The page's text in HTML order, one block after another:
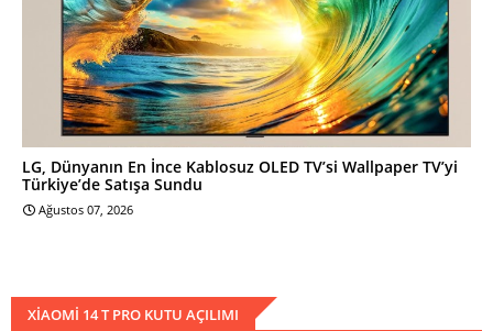
LG, Dünyanın En İnce Kablosuz OLED TV’si Wallpaper TV’yi
Türkiye’de Satışa Sundu
Ağustos 07, 2026
XIAOMI 14 T PRO KUTU AÇILIMI